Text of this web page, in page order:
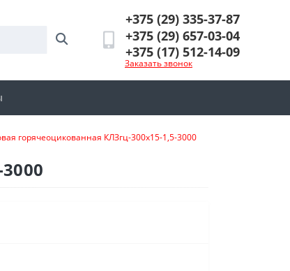
+375 (29) 335-37-87
+375 (29) 657-03-04
+375 (17) 512-14-09
Заказать звонок
горячеоцикованная КЛЗгц-300х15-1,5-3000